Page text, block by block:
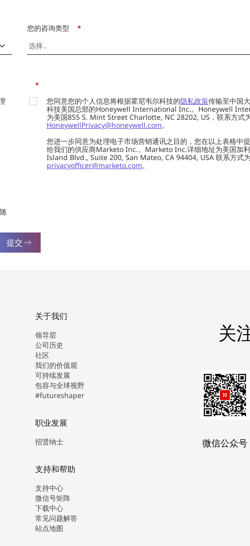
*
您的咨询类型
*
您同意您的个人信息将根据霍尼韦尔科技的隐私政策传输至中国
科技美国总部的Honeywell International Inc.。Honeywell
为美国855 S. Mint Street Charlotte, NC 28202, US，联系方式
HoneywellPrivacy@honeywell.com。
您进一步同意为处理电子市场营销通讯之目的，您在以上表格中
给我们的供应商Marketo Inc.。Marketo Inc.详细地址为美国加
Island Blvd., Suite 200, San Mateo, CA 94404, USA 联系方式为
privacyofficer@marketo.com。
提交
关于我们
领导层
公司历史
社区
我们的价值观
可持续发展
包容与全球视野
#futureshaper
职业发展
招贤纳士
支持和帮助
支持中心
微信号矩阵
下载中心
常见问题解答
站点地图
关
微信公众号